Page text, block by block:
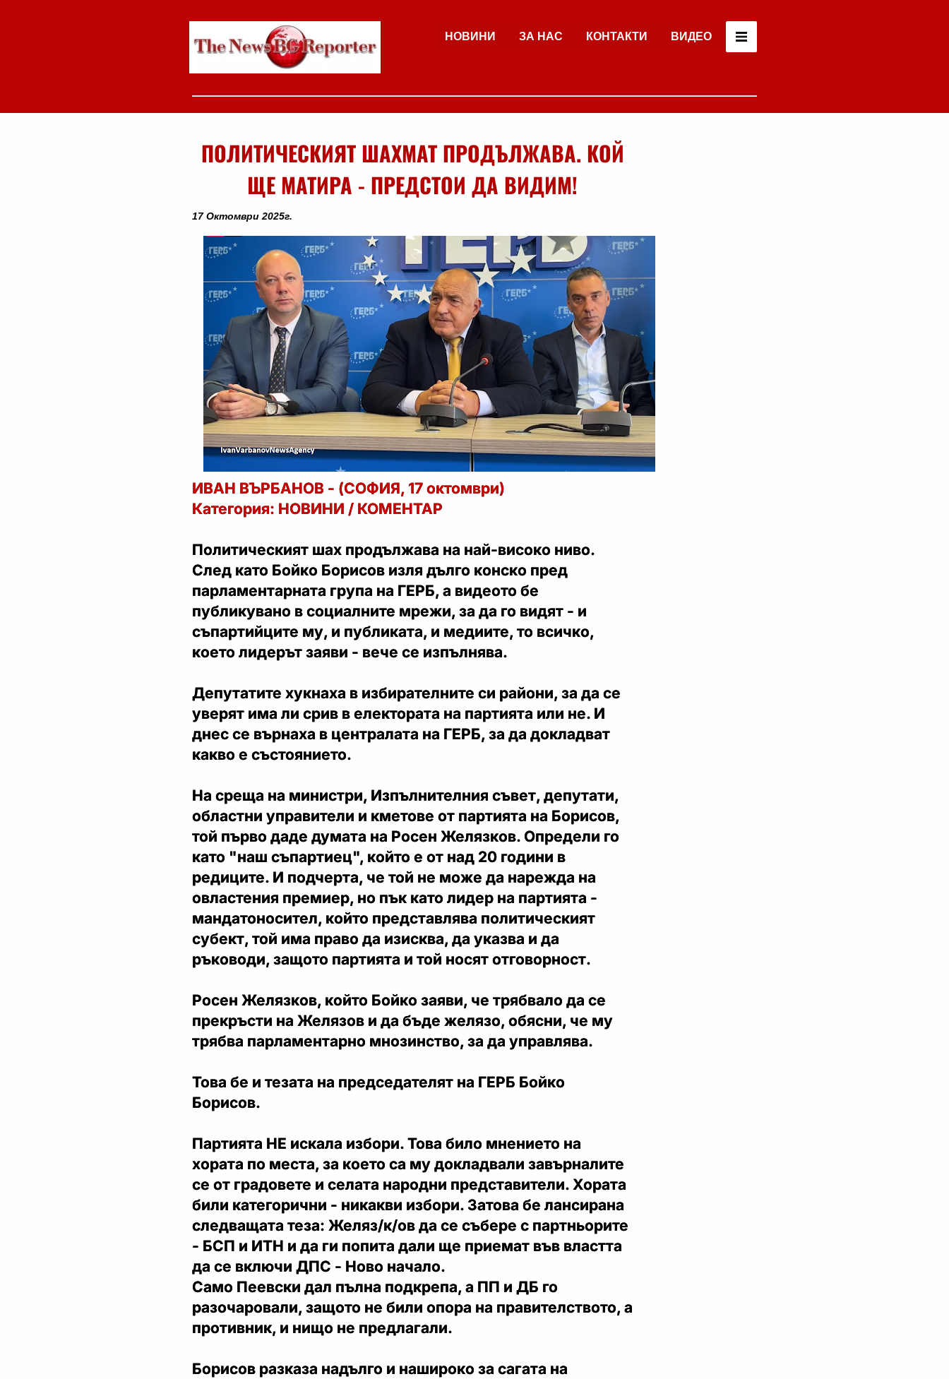
НОВИНИ ЗА НАС КОНТАКТИ ВИДЕО
ПОЛИТИЧЕСКИЯТ ШАХМАТ ПРОДЪЛЖАВА. КОЙ
ЩЕ МАТИРА - ПРЕДСТОИ ДА ВИДИМ!
17 Октомври 2025г.
ИВАН ВЪРБАНОВ - (СОФИЯ, 17 октомври)
Категория: НОВИНИ / КОМЕНТАР
Политическият шах продължава на най-високо ниво.
След като Бойко Борисов изля дълго конско пред
парламентарната група на ГЕРБ, а видеото бе
публикувано в социалните мрежи, за да го видят - и
съпартийците му, и публиката, и медиите, то всичко,
което лидерът заяви - вече се изпълнява.
Депутатите хукнаха в избирателните си райони, за да се
уверят има ли срив в електората на партията или не. И
днес се върнаха в централата на ГЕРБ, за да докладват
какво е състоянието.
На среща на министри, Изпълнителния съвет, депутати,
областни управители и кметове от партията на Борисов,
той първо даде думата на Росен Желязков. Определи го
като "наш съпартиец", който е от над 20 години в
редиците. И подчерта, че той не може да нарежда на
овластения премиер, но пък като лидер на партията -
мандатоносител, който представлява политическият
субект, той има право да изисква, да указва и да
ръководи, защото партията и той носят отговорност.
Росен Желязков, който Бойко заяви, че трябвало да се
прекръсти на Желязов и да бъде желязо, обясни, че му
трябва парламентарно мнозинство, за да управлява.
Това бе и тезата на председателят на ГЕРБ Бойко
Борисов.
Партията НЕ искала избори. Това било мнението на
хората по места, за което са му докладвали завърналите
се от градовете и селата народни представители. Хората
били категорични - никакви избори. Затова бе лансирана
следващата теза: Желяз/к/ов да се събере с партньорите
- БСП и ИТН и да ги попита дали ще приемат във властта
да се включи ДПС - Ново начало.
Само Пеевски дал пълна подкрепа, а ПП и ДБ го
разочаровали, защото не били опора на правителството, а
противник, и нищо не предлагали.
Борисов разказа надълго и нашироко за сагата на